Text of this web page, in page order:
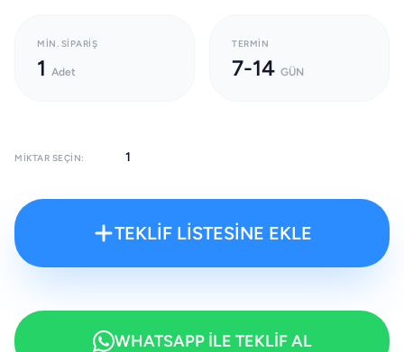
MIN. SIPARIŞ
1 Adet
TERMIN
7-14 GÜN
MIKTAR SEÇIN:
TEKLİF LİSTESİNE EKLE
WHATSAPP İLE TEKLİF AL